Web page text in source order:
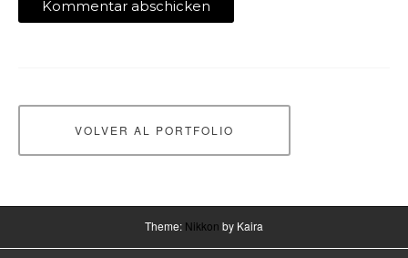
VOLVER AL PORTFOLIO
Theme: Nikkon by Kaira